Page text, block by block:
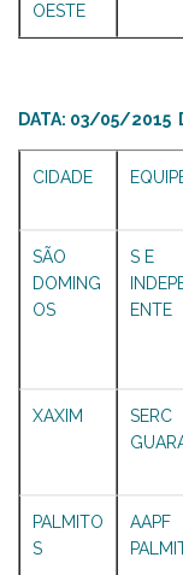
OESTE
DATA: 03/05/2015
CIDADE
SÃO
DOMING
OS
S E
ENTE
XAXIM
SERC
PALMITO
S
AAPF